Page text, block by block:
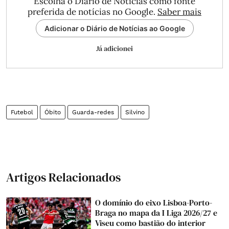
preferida de notícias no Google. Saber mais
Adicionar o Diário de Notícias ao Google
Já adicionei
Futebol Óbito Guarda-redes Silvino
Artigos Relacionados
O domínio do eixo Lisboa-Porto-
Braga no mapa da I Liga 2026/27 e
Viseu como bastião do interior